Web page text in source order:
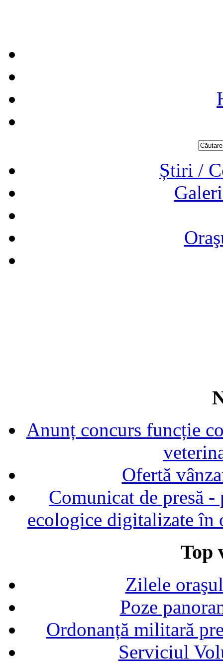
Știri /
Anunț concurs funcție
Ofertă
Comunicat de presă
ecologice digitalizate în
Top
Zilele
Poze
Ordonanță militară
Serviciul